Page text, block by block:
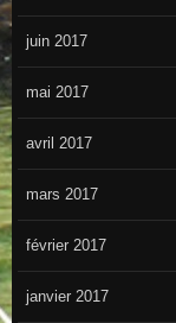
juin 2017
mai 2017
avril 2017
mars 2017
février 2017
janvier 2017